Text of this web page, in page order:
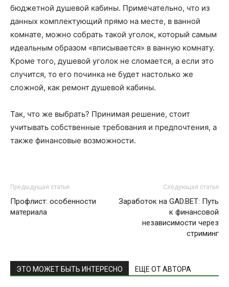
бюджетной душевой кабины. Примечательно, что из
данных комплектующий прямо на месте, в ванной
комнате, можно собрать такой уголок, который самым
идеальным образом «вписывается» в ванную комнату.
Кроме того, душевой уголок не сломается, а если это
случится, то его починка не будет настолько же
сложной, как ремонт душевой кабины.
Так, что же выбрать? Принимая решение, стоит
учитывать собственные требования и предпочтения, а
также финансовые возможности.
Предыдущая статья
Профлист: особенности
материала
Следующая статья
Заработок на GAD.BET: Путь
к финансовой
независимости через
стриминг
ЭТО МОЖЕТ БЫТЬ ИНТЕРЕСНО ЕЩЕ ОТ АВТОРА